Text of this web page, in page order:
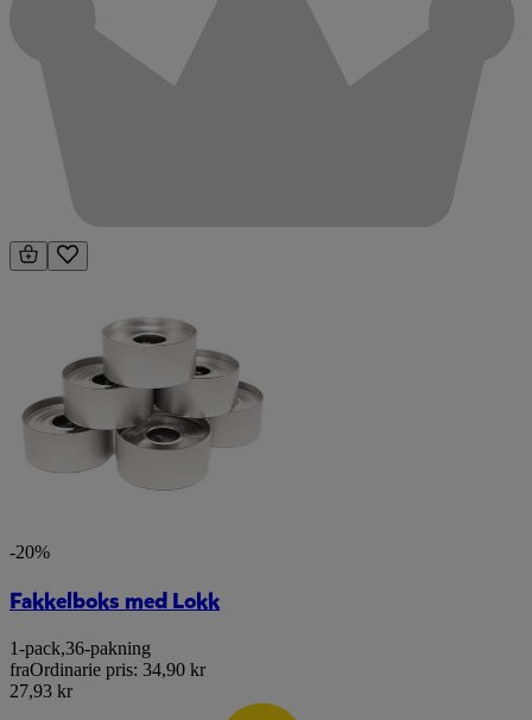
-20%
Fakkelboks med Lokk
1-pack,36-pakning
fraOrdinarie pris: 34,90 kr
27,93 kr